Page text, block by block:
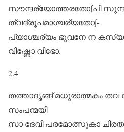
സൗന്ദര്യോത്തരതോ∫പി
ത്വദ്രൂപമാശ്ചര്യതോ∫-
പ്യാശ്ചര്യം ഭുവനേ ന
വിഷ്ണോ വിഭോ.
2.4
തത്താദൃങ്ങ് മധുരാത്മകം തവ
സംപന്മയീ
സാ ദേവീ പരമോത്സുകാ